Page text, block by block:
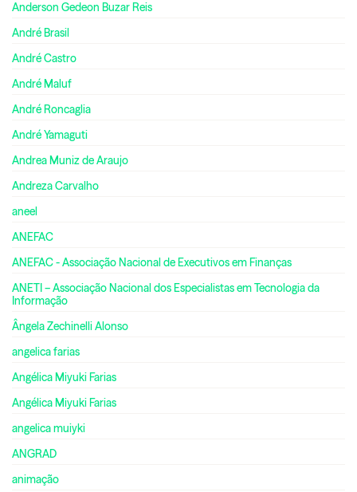
Anderson Gedeon Buzar Reis
André Brasil
André Castro
André Maluf
André Roncaglia
André Yamaguti
Andrea Muniz de Araujo
Andreza Carvalho
aneel
ANEFAC
ANEFAC - Associação Nacional de Executivos em Finanças
ANETI – Associação Nacional dos Especialistas em Tecnologia da
Informação
Ângela Zechinelli Alonso
angelica farias
Angélica Miyuki Farias
Angélica Miyuki Farias
angelica muiyki
ANGRAD
animação